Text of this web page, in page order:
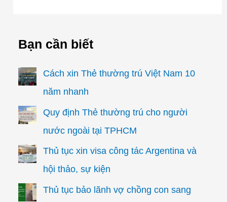
Bạn cần biết
Cách xin Thẻ thường trú Việt Nam 10
năm nhanh
Quy định Thẻ thường trú cho người
nước ngoài tại TPHCM
Thủ tục xin visa công tác Argentina và
hội thảo, sự kiện
Thủ tục bảo lãnh vợ chồng con sang